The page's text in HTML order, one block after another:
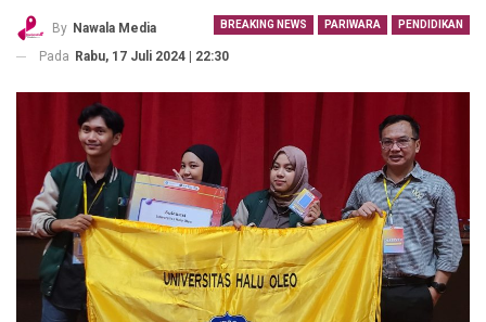
BREAKING NEWS PARIWARA PENDIDIKAN
By Nawala Media
Pada Rabu, 17 Juli 2024 | 22:30